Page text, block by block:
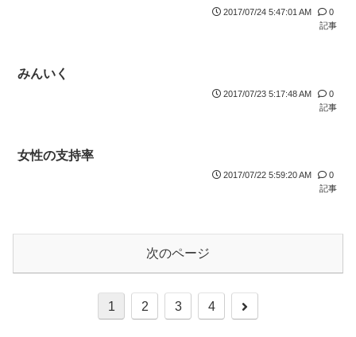
2017/07/24 5:47:01 AM
0
記事
みんいく
2017/07/23 5:17:48 AM
0
記事
女性の支持率
2017/07/22 5:59:20 AM
0
記事
次のページ
1 2 3 4